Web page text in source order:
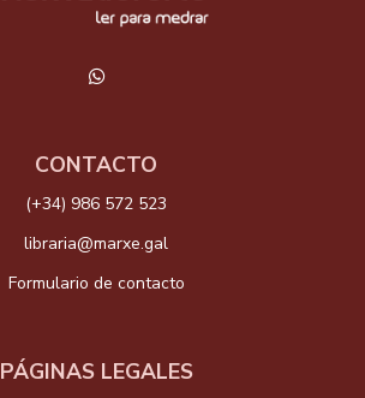
CONTACTO
(+34) 986 572 523
libraria@marxe.gal
Formulario de contacto
PÁGINAS LEGALES